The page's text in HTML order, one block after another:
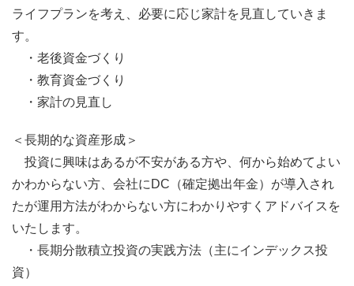
ライフプランを考え、必要に応じ家計を見直していきま
す。
・老後資金づくり
・教育資金づくり
・家計の見直し
＜長期的な資産形成＞
投資に興味はあるが不安がある方や、何から始めてよい
かわからない方、会社にDC（確定拠出年金）が導入され
たが運用方法がわからない方にわかりやすくアドバイスを
いたします。
・長期分散積立投資の実践方法（主にインデックス投
資）